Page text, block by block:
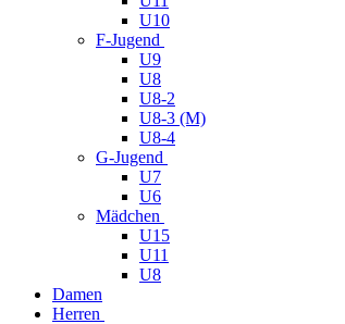
U10
F-Jugend
U9
U8
U8-2
U8-3 (M)
U8-4
G-Jugend
U7
U6
Mädchen
U15
U11
U8
Damen
Herren